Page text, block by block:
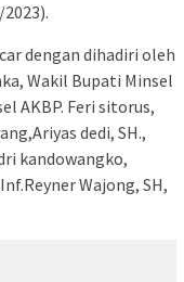
dengan dihadiri oleh
Wakil Bupati Minsel
AKBP. Feri sitorus,
dedi, SH.,
kandowangko,
Wajong, SH,